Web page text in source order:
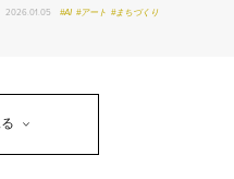
2026.01.05 #AI #アート #まちづくり